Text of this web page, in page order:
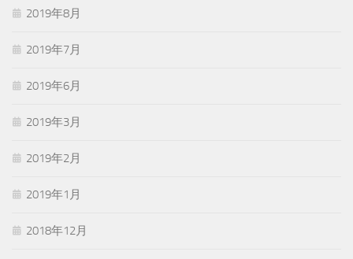
2019年8月
2019年7月
2019年6月
2019年3月
2019年2月
2019年1月
2018年12月